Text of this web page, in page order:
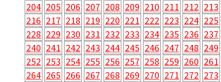
204 205 206 207 208 209 210 211 212 213
216 217 218 219 220 221 222 223 224 225
228 229 230 231 232 233 234 235 236 237
240 241 242 243 244 245 246 247 248 249
252 253 254 255 256 257 258 259 260 261
264 265 266 267 268 269 270 271 272 273